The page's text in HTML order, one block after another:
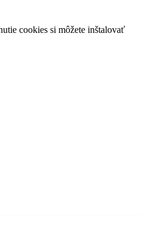
cookies si môžete inštalovať